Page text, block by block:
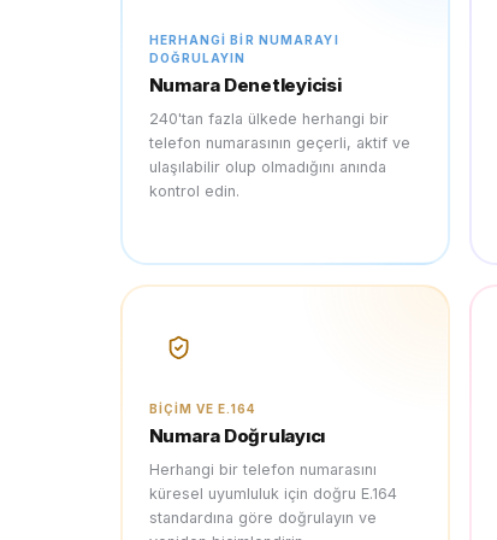
HERHANGI BIR NUMARAYI
DOĞRULAYIN
Numara Denetleyicisi
240'tan fazla ülkede herhangi bir
telefon numarasının geçerli, aktif ve
ulaşılabilir olup olmadığını anında
kontrol edin.
BIÇIM VE E.164
Numara Doğrulayıcı
Herhangi bir telefon numarasını
küresel uyumluluk için doğru E.164
standardına göre doğrulayın ve